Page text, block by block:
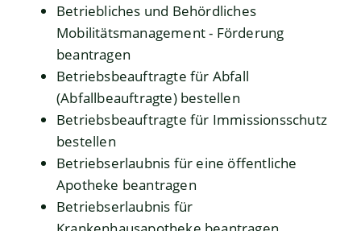
Betriebliches und Behördliches
Mobilitätsmanagement - Förderung
beantragen
Betriebsbeauftragte für Abfall
(Abfallbeauftragte) bestellen
Betriebsbeauftragte für Immissionsschutz
bestellen
Betriebserlaubnis für eine öffentliche
Apotheke beantragen
Betriebserlaubnis für